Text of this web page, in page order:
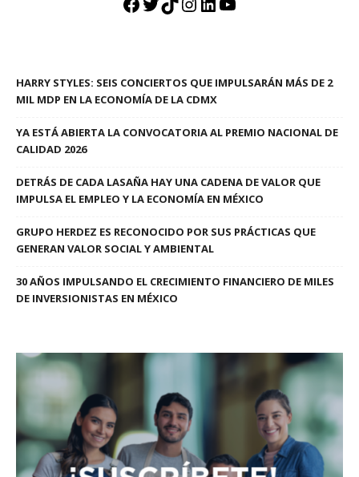
HARRY STYLES: SEIS CONCIERTOS QUE IMPULSARÁN MÁS DE 2
MIL MDP EN LA ECONOMÍA DE LA CDMX
YA ESTÁ ABIERTA LA CONVOCATORIA AL PREMIO NACIONAL DE
CALIDAD 2026
DETRÁS DE CADA LASAÑA HAY UNA CADENA DE VALOR QUE
IMPULSA EL EMPLEO Y LA ECONOMÍA EN MÉXICO
GRUPO HERDEZ ES RECONOCIDO POR SUS PRÁCTICAS QUE
GENERAN VALOR SOCIAL Y AMBIENTAL
30 AÑOS IMPULSANDO EL CRECIMIENTO FINANCIERO DE MILES
DE INVERSIONISTAS EN MÉXICO